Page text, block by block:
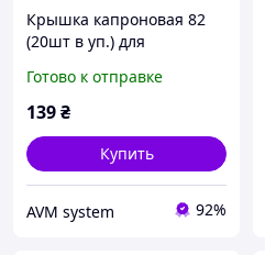
Крышка капроновая 82
(20шт в уп.) для
Готово к отправке
139₴
Купить
AVM system 92%